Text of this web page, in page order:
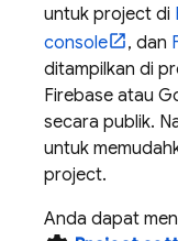
untuk project di
console
, dan
ditampilkan di
Firebase atau
secara publik.
untuk
project.
Anda dapat